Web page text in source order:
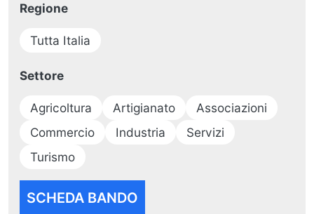
Regione
Tutta Italia
Settore
Agricoltura Artigianato
Associazioni
Commercio
Industria
Servizi
Turismo
SCHEDA BANDO